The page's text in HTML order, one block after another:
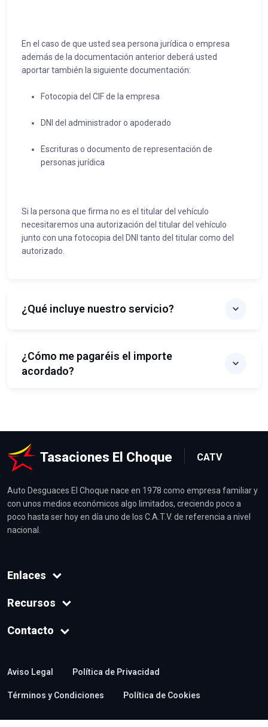
En el caso de que usted sea persona jurídica o empresa
además de la documentación anterior deberá usted
aportar también la siguiente documentación:
Fotocopia del CIF de la empresa
DNI del administrador o apoderado
Escrituras o documento de representación de
personas jurídica
Si la persona que firma no es el titular del vehículo
necesitaremos una autorización del titular del vehículo
junto con una fotocopia del DNI tanto del titular como del
autorizado.
¿Qué incluye nuestro servicio?
¿Cómo me pagaréis el importe
acordado?
Tasaciones El Choque CATV
Auto Desguaces El Choque nace en 1978 como empresa familiar y
con unos medios económicos algo limitados, creciendo poco a
poco hasta ser hoy en día uno de los C.A.T.V. de referencia a nivel
nacional.
Enlaces
Recursos
Contacto
Aviso Legal Política de Privacidad
Términos y Condiciones Política de Cookies